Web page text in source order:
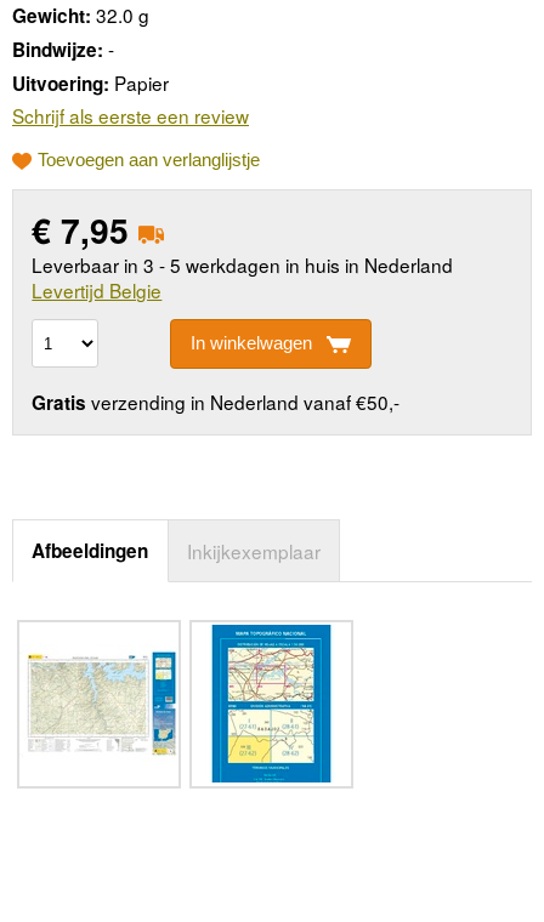
Gewicht: 32.0 g
Bindwijze: -
Uitvoering: Papier
Schrijf als eerste een review
Toevoegen aan verlanglijstje
€7,95
Leverbaar in 3 - 5 werkdagen in huis in Nederland
Levertijd Belgie
In winkelwagen
Gratis verzending in Nederland vanaf €50,-
Afbeeldingen Inkijkexemplaar